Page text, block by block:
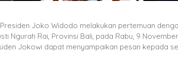
Joko Widodo melakukan pertemuan
Ngurah Rai, Provinsi Bali, pada Rabu, 9
Jokowi dapat menyampaikan pesan kepada